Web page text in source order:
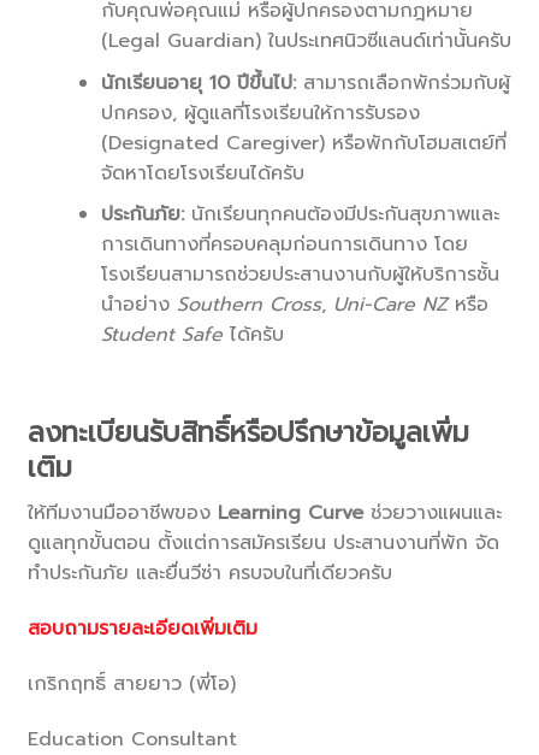
กับคุณพ่อคุณแม่ หรือผู้ปกครองตามกฎหมาย
(Legal Guardian) ในประเทศนิวซีแลนด์เท่านั้นครับ
นักเรียนอายุ 10 ปีขึ้นไป:สามารถเลือกพักร่วมกับผู้
ปกครอง, ผู้ดูแลที่โรงเรียนให้การรับรอง
(Designated Caregiver) หรือพักกับโฮมสเตย์ที่
จัดหาโดยโรงเรียนได้ครับ
ประกันภัย:นักเรียนทุกคนต้องมีประกันสุขภาพและ
การเดินทางที่ครอบคลุมก่อนการเดินทาง โดย
โรงเรียนสามารถช่วยประสานงานกับผู้ให้บริการชั้น
นำอย่าง Southern Cross, Uni-Care NZหรือ
Student Safeได้ครับ
ลงทะเบียนรับสิทธิ์หรือปรึกษาข้อมูลเพิ่ม
เติม
ให้ทีมงานมืออาชีพของ Learning Curveช่วยวางแผนและ
ดูแลทุกขั้นตอน ตั้งแต่การสมัครเรียน ประสานงานที่พัก จัด
ทำประกันภัย และยื่นวีซ่า ครบจบในที่เดียวครับ
สอบถามรายละเอียดเพิ่มเติม
เกริกฤทธิ์ สายยาว (พี่โอ)
Education Consultant